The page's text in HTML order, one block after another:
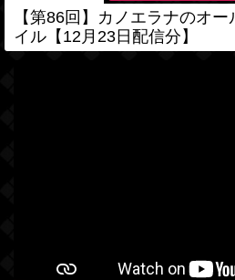
【第86回】カノエラナのオ
イル【12月23日配信分】